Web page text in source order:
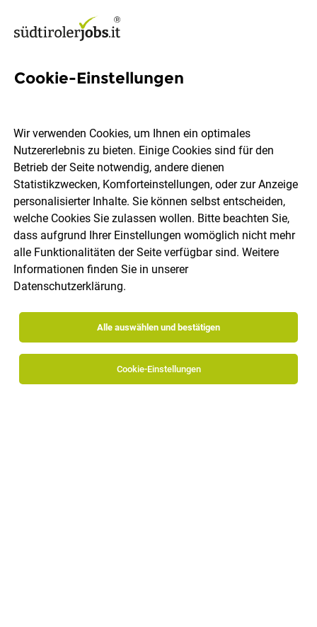
Servicelehrling (m/w) für
Matill Retreat
Latsch Vollzeit befristet
Lehrstelle
16.07.2026
Cookie-Einstellungen
Wir verwenden Cookies, um Ihnen ein optimales
Nutzererlebnis zu bieten. Einige Cookies sind für den
Betrieb der Seite notwendig, andere dienen
Statistikzwecken, Komforteinstellungen, oder zur Anzeige
personalisierter Inhalte. Sie können selbst entscheiden,
welche Cookies Sie zulassen wollen. Bitte beachten Sie,
dass aufgrund Ihrer Einstellungen womöglich nicht mehr
alle Funktionalitäten der Seite verfügbar sind. Weitere
Informationen finden Sie in unserer
Datenschutzerklärung.
Alle auswählen und bestätigen
Cookie-Einstellungen